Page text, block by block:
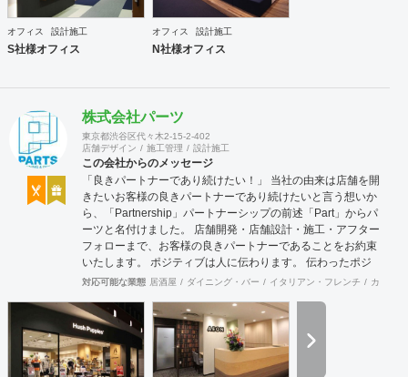
オフィス 設計施工
S社様オフィス
オフィス 設計施工
N社様オフィス
株式会社パーツ
東京都渋谷区代々木2-15-2-402
店舗デザイン
施工管理 設計施工
この会社からのメッセージ
「良きパートナーであり続けたい！」 当社の由来は店舗を開
きたいお客様の良きパートナーであり続けたいと言う想いか
ら、「Partnership」パートナーシップの前述「Part」からパ
ーツと名付けました。 店舗開発・店舗設計・施工・アフター
フォローまで、お客様の良きパートナーであることをお約束
いたします。 ポジティブは人に伝わります。 伝わったポジ
ティブが幸せを呼び込み、呼び込んだ幸せが、さらに大きな
社ならではの実績をご確認下さい。 <a
href="https://www.partsinc.co.jp/">https://www.partsinc.co.jp/</a>
対応可能な業態 居酒屋 ダイニング・バー イタリアン・フレンチ カフェ